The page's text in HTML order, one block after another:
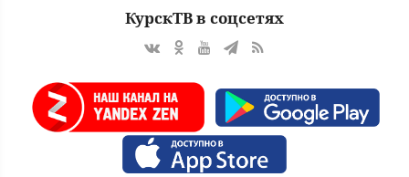
КурскТВ в соцсетях